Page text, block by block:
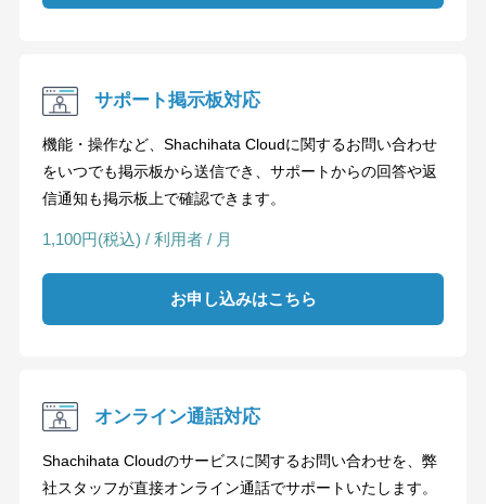
サポート掲示板対応
機能・操作など、Shachihata Cloudに関するお問い合わせ
をいつでも掲示板から送信でき、サポートからの回答や返
信通知も掲示板上で確認できます。
1,100円(税込) / 利用者 / 月
お申し込みはこちら
オンライン通話対応
Shachihata Cloudのサービスに関するお問い合わせを、弊
社スタッフが直接オンライン通話でサポートいたします。